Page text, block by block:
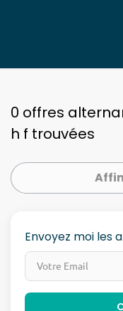
0 offres
h f trouvées
Envoyez moi les